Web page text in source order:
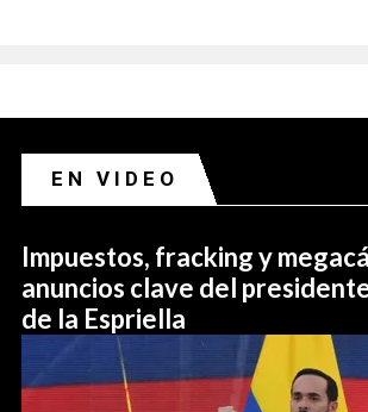
EN VIDEO
Impuestos, fracking y
anuncios clave del
de la Espriella